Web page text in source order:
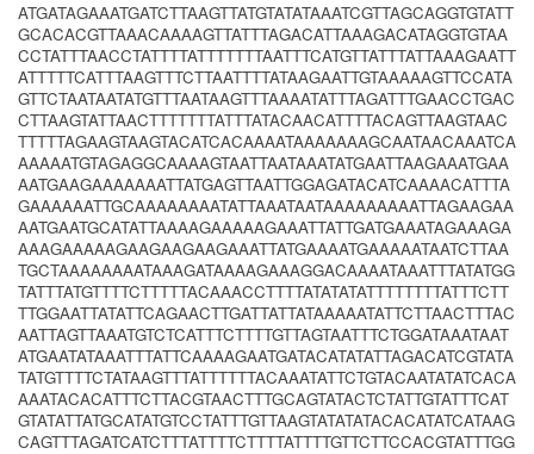
ATGATAGAAATGATCTTAAGTTATGTATATAAATCGTTAGCAGGTGTATT
GCACACGTTAAACAAAAGTTATTTAGACATTAAAGACATAGGTGTAA
CCTATTTAACCTATTTTATTTTTTTAATTTCATGTTATTTATTAAAGAATT
ATTTTTCATTTAAGTTTCTTAATTTTATAAGAATTGTAAAAAGTTCCATA
GTTCTAATAATATGTTTAATAAGTTTAAAATATTTAGATTTGAACCTGAC
CTTAAGTATTAACTTTTTTTATTTATACAACATTTTACAGTTAAGTAAC
TTTTTAGAAGTAAGTACATCACAAAATAAAAAAAGCAATAACAAATCA
AAAAATGTAGAGGCAAAAGTAATTAATAAATATGAATTAAGAAATGAA
AATGAAGAAAAAAATTATGAGTTAATTGGAGATACATCAAAACATTTA
GAAAAAATTGCAAAAAAAATATTAAATAATAAAAAAAAATTAGAAGAA
AATGAATGCATATTAAAAGAAAAAGAAATTATTGATGAAATAGAAAGA
AAAGAAAAAGAAGAAGAAGAAATTATGAAAATGAAAAATAATCTTAA
TGCTAAAAAAAATAAAGATAAAAGAAAGGACAAAATAAATTTATATGG
TATTTATGTTTTCTTTTTACAAACCTTTTATATATATTTTTTTTATTTCTT
TTGGAATTATATTCAGAACTTGATTATTATAAAAATATTCTTAACTTTAC
AATTAGTTAAATGTCTCATTTCTTTTGTTAGTAATTTCTGGATAAATAAT
ATGAATATAAATTTATTCAAAAGAATGATACATATATTAGACATCGTATA
TATGTTTTCTATAAGTTTATTTTTTACAAATATTCTGTACAATATATCACA
AAATACACATTTCTTACGTAACTTTGCAGTATACTCTATTGTATTTCAT
GTATATTATGCATATGTCCTATTTGTTAAGTATATATACACATATCATAAG
CAGTTTAGATCATCTTTATTTTCTTTTATTTTGTTCTTCCACGTATTTGG